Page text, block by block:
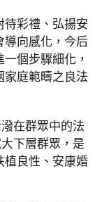
待彩禮、弘揚安
導向感化，今后
個步驟細化，
家庭範疇之良法
在群眾中的法
下層群眾，是
植良性、安康婚